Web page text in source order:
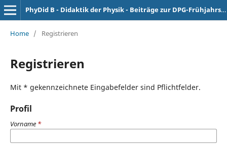
PhyDid B - Didaktik der Physik - Beiträge zur DPG-Frühjahrstagung
Home / Registrieren
Registrieren
Mit * gekennzeichnete Eingabefelder sind Pflichtfelder.
Profil
Vorname *